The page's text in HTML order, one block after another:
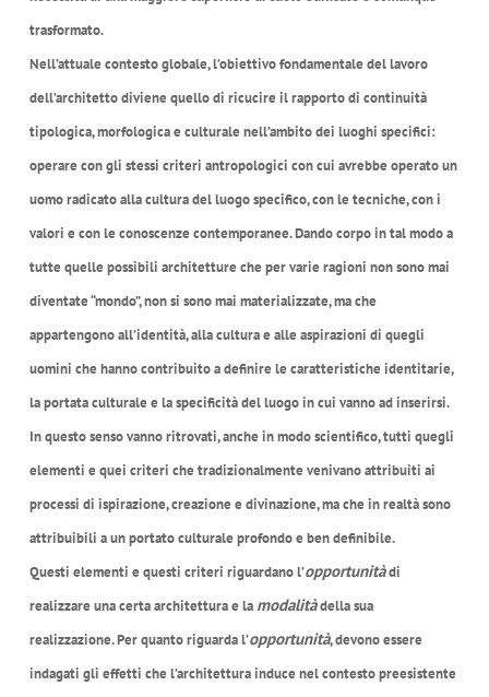
trasformato.
Nell’attuale contesto globale, l’obiettivo fondamentale del lavoro
dell’architetto diviene quello di ricucire il rapporto di continuità
tipologica, morfologica e culturale nell’ambito dei luoghi specifici:
operare con gli stessi criteri antropologici con cui avrebbe operato un
uomo radicato alla cultura del luogo specifico, con le tecniche, con i
valori e con le conoscenze contemporanee. Dando corpo in tal modo a
tutte quelle possibili architetture che per varie ragioni non sono mai
diventate “mondo”, non si sono mai materializzate, ma che
appartengono all’identità, alla cultura e alle aspirazioni di quegli
uomini che hanno contribuito a definire le caratteristiche identitarie,
la portata culturale e la specificità del luogo in cui vanno ad inserirsi.
In questo senso vanno ritrovati, anche in modo scientifico, tutti quegli
elementi e quei criteri che tradizionalmente venivano attribuiti ai
processi di ispirazione, creazione e divinazione, ma che in realtà sono
attribuibili a un portato culturale profondo e ben definibile.
Questi elementi e questi criteri riguardano l’opportunitàdi
realizzare una certa architettura e la modalitàdella sua
realizzazione. Per quanto riguarda l’opportunità, devono essere
indagati gli effetti che l’architettura induce nel contesto preesistente